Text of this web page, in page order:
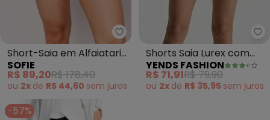
Sofie - Short-Saia em
Short-Saia em Alfaiataria
com Bolsos (Branco)
SOFIE
R$ 89,20R$ 178,40
ou 2x de R$ 44,60 sem juros
Shorts Saia Lurex com
Brilho (Cinza)
YENDS FASHION
R$ 71,91R$ 79,90
ou 2x de R$ 35,95 sem juros
-57%